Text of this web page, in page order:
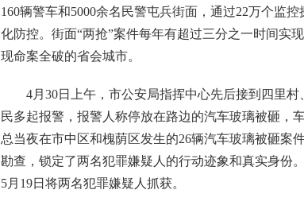
160辆警车和5000余名民警屯兵街面，通过22万个监
化防控。街面“两抢”案件每年有超过三分之一时间实
现命案全破的省会城市。
4月30日上午，市公安局指挥中心先后接到四里村
民多起报警，报警人称停放在路边的汽车玻璃被砸，
总当夜在市中区和槐荫区发生的26辆汽车玻璃被砸案
勘查，锁定了两名犯罪嫌疑人的行动迹象和真实身份
5月19日将两名犯罪嫌疑人抓获。